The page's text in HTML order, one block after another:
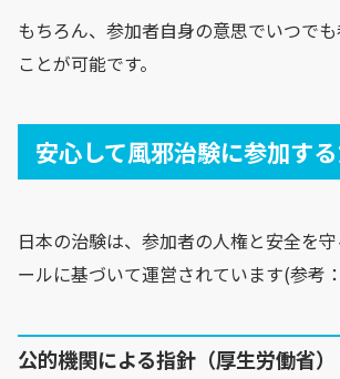
もちろん、参加者自身の意思でいつで
ことが可能です。
安心して風邪治験に参加す
日本の治験は、参加者の人権と安全を
ールに基づいて運営されています(参考
公的機関による指針（厚生労働省）